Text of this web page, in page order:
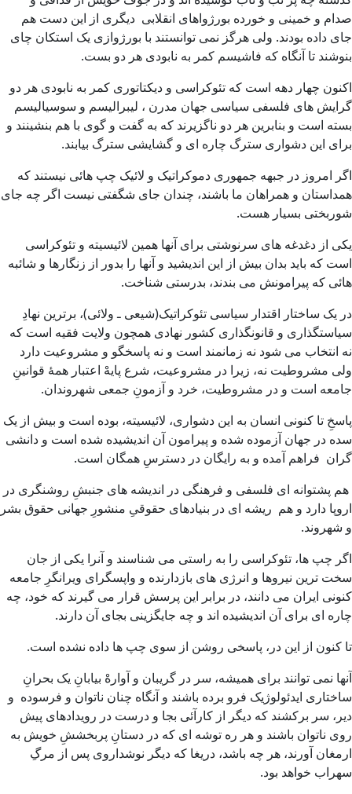
صدام و خمینی و خورده بورژواهای انقلابی دیگری از این دست هم
جای داده بودند. ولی هرگز نمی توانستند با بورژوازی یک استکان چای
بنوشند تا آنگاه که فاشیسم کمر به نابودی هر دو بست.
اکنون چهار دهه است که تئوکراسی و دیکتاتوری کمر به نابودی هر دو
گرایش های فلسفی سیاسی جهان مدرن ، لیبرالیسم و سوسیالیسم
بسته است و بنابرین هر دو ناگزیرند که به گفت و گوی با هم بنشینند و
برای این دشواری سترگ چاره ای و گشایشی سترگ بیابند.
اگر امروز در جبهه جمهوری دموکراتیک و لائیک چپ هائی نیستند که
همداستان و همراهان ما باشند، چندان جای شگفتی نیست اگر چه جای
شوربختی بسیار هست.
یکی از دغدغه های سرنوشتی برای آنها همین لائیسیته و تئوکراسی
است که باید بدان بیش از این اندیشید و آنها را بدور از زنگارها و شائبه
هائی که پیرامونش می بندند، بدرستی شناخت.
در یک ساختار اقتدار سیاسی تئوکراتیک(شیعی ـ ولائی)، برترین نهادِ
سیاستگذاری و قانونگذاری کشور نهادی همچون ولایت فقیه است که
نه انتخاب می شود نه زمانمند است و نه پاسخگو و مشروعیت دارد
ولی مشروطیت نه، زیرا در مشروعیت، شرع پایهْ اعتبار همهٔ قوانینِ
جامعه است و در مشروطیت، خرد و آزمونِ جمعی شهروندان.
پاسخِ تا کنونی انسان به این دشواری، لائیسیته، بوده است و بیش از یک
سده در جهان آزموده شده و پیرامون آن اندیشیده شده است و دانشی
گران فراهم آمده و به رایگان در دسترسِ همگان است.
هم پشتوانه ای فلسفی و فرهنگی در اندیشه های جنبشِ روشنگری در
اروپا دارد و هم ریشه ای در بنیادهای حقوقیِ منشورِ جهانی حقوق بشر
و شهروند.
اگر چپ ها، تئوکراسی را به راستی می شناسند و آنرا یکی از جان
سخت ترین نیروها و انرژی های بازدارنده و واپسگرای ویرانگرِ جامعه
کنونی ایران می دانند، در برابر این پرسش قرار می گیرند که خود، چه
چاره ای برای آن اندیشیده اند و چه جایگزینی بجای آن دارند.
تا کنون از این در، پاسخی روشن از سوی چپ ها داده نشده است.
آنها نمی توانند برای همیشه، سر در گریبان و آوارهْ بیابانِ یک بحرانِ
ساختاری ایدئولوژیک فرو برده باشند و آنگاه چنان ناتوان و فرسوده و
دیر، سر برکشند که دیگر از کارآئی بجا و درست در رویدادهای پیش
روی ناتوان باشند و هر ره توشه ای که در دستانِ پربخششِ خویش به
ارمغان آورند، هر چه باشد، دریغا که دیگر نوشداروی پس از مرگِ
سهراب خواهد بود.